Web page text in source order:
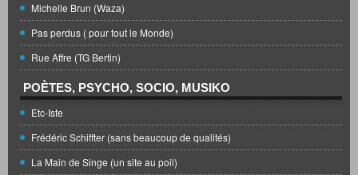
Michelle Brun (Waza)
Pas perdus ( pour tout le Monde)
Rue Affre (TG Bertin)
POÈTES, PSYCHO, SOCIO, MUSIKO
Etc-Iste
Frédéric Schiffter (sans beaucoup de qualités)
La Main de Singe (un site au poil)